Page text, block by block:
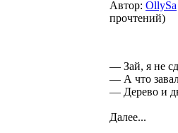
Автор: OllySa
прочтений)
— Зай, я не
— А что
— Дерево и
Далее...